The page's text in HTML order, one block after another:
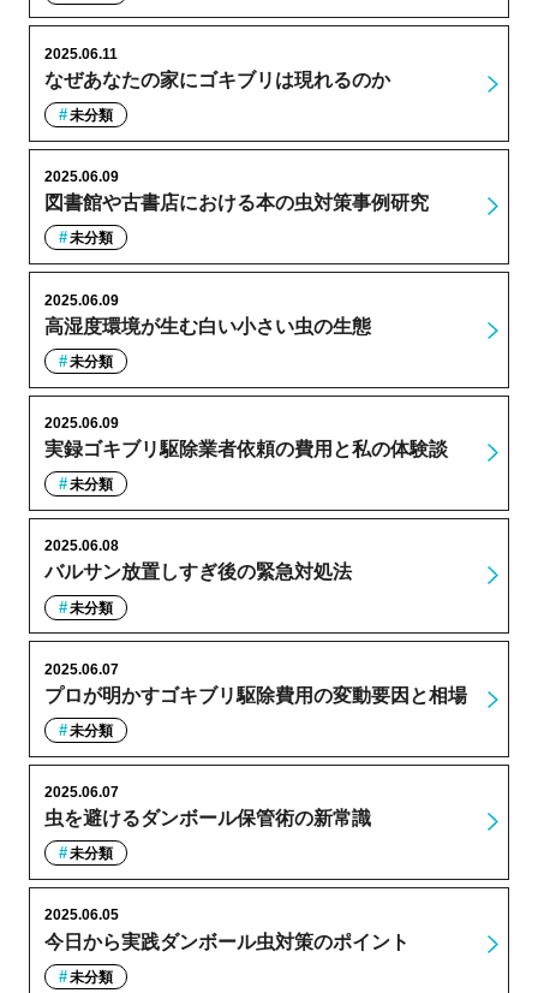
なぜあなたの家にゴキブリは現れるのか
2025.06.11
未分類
図書館や古書店における本の虫対策事例研究
2025.06.09
未分類
高湿度環境が生む白い小さい虫の生態
2025.06.09
未分類
実録ゴキブリ駆除業者依頼の費用と私の体験談
2025.06.09
未分類
バルサン放置しすぎ後の緊急対処法
2025.06.08
未分類
プロが明かすゴキブリ駆除費用の変動要因と相場
2025.06.07
未分類
虫を避けるダンボール保管術の新常識
2025.06.07
未分類
今日から実践ダンボール虫対策のポイント
2025.06.05
未分類